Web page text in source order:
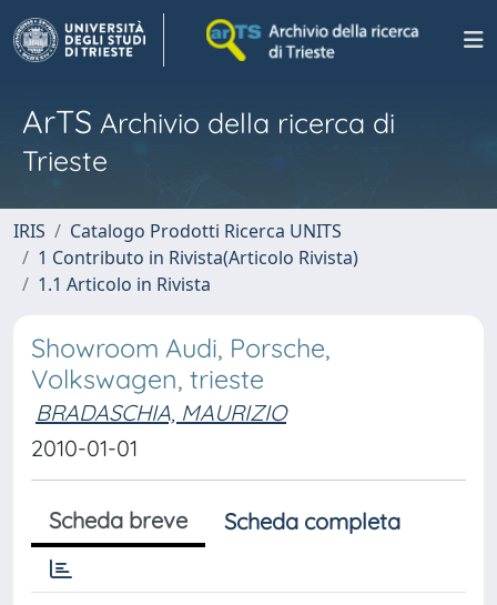
ArTS Archivio della ricerca di
Trieste
IRIS
Catalogo Prodotti Ricerca UNITS
1 Contributo in Rivista(Articolo Rivista)
1.1 Articolo in Rivista
Showroom Audi, Porsche,
Volkswagen, trieste
BRADASCHIA, MAURIZIO
2010-01-01
Scheda breve Scheda completa